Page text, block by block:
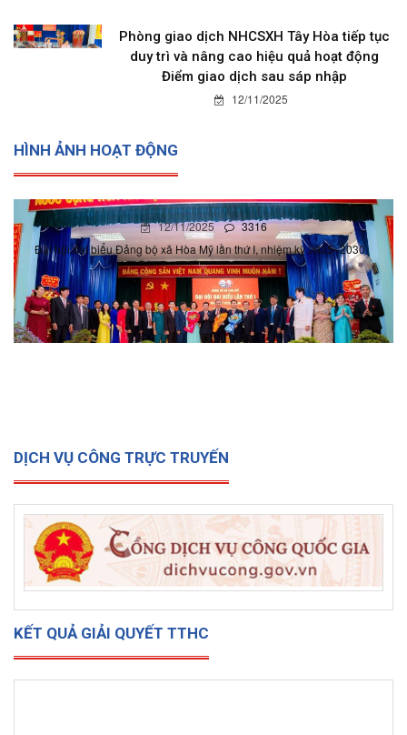
Phòng giao dịch NHCSXH Tây Hòa tiếp tục
duy trì và nâng cao hiệu quả hoạt động
Điểm giao dịch sau sáp nhập
12/11/2025
HÌNH ẢNH HOẠT ĐỘNG
12/11/2025
3316
Đại hội đại biểu Đảng bộ xã Hòa Mỹ lần thứ I, nhiệm kỳ 2025- 2030
DỊCH VỤ CÔNG TRỰC TRUYẾN
KẾT QUẢ GIẢI QUYẾT TTHC